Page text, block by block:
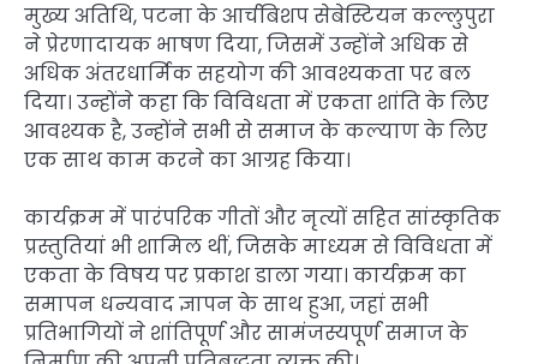
मुख्य अतिथि, पटना के आर्चबिशप सेबेस्टियन कल्लुपुरा
ने प्रेरणादायक भाषण दिया, जिसमें उन्होंने अधिक से
अधिक अंतरधार्मिक सहयोग की आवश्यकता पर बल
दिया। उन्होंने कहा कि विविधता में एकता शांति के लिए
आवश्यक है, उन्होंने सभी से समाज के कल्याण के लिए
एक साथ काम करने का आग्रह किया।
कार्यक्रम में पारंपरिक गीतों और नृत्यों सहित सांस्कृतिक
प्रस्तुतियां भी शामिल थीं, जिसके माध्यम से विविधता में
एकता के विषय पर प्रकाश डाला गया। कार्यक्रम का
समापन धन्यवाद ज्ञापन के साथ हुआ, जहां सभी
प्रतिभागियों ने शांतिपूर्ण और सामंजस्यपूर्ण समाज के